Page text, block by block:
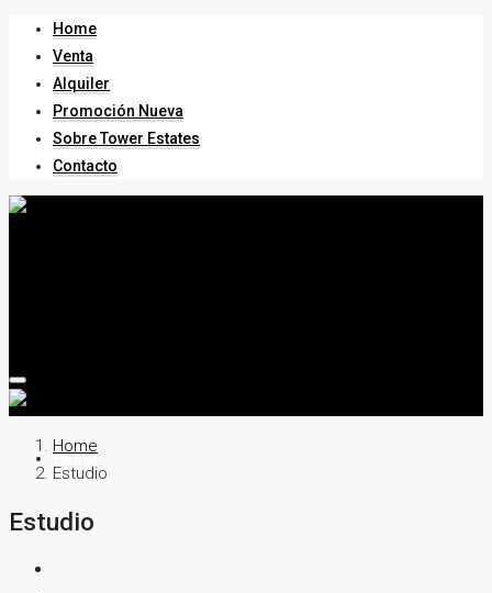
Home
Venta
Alquiler
Promoción Nueva
Sobre Tower Estates
Contacto
Home
Home
Estudio
Estudio